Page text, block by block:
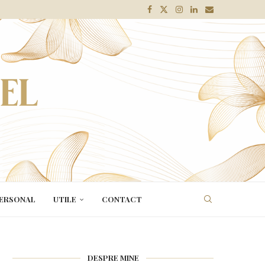
UTILE CONTACT
DESPRE MINE